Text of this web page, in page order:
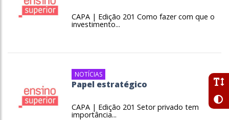
CAPA | Edição 201 Como fazer com que o
investimento...
NOTÍCIAS
Papel estratégico
CAPA | Edição 201 Setor privado tem
importância...